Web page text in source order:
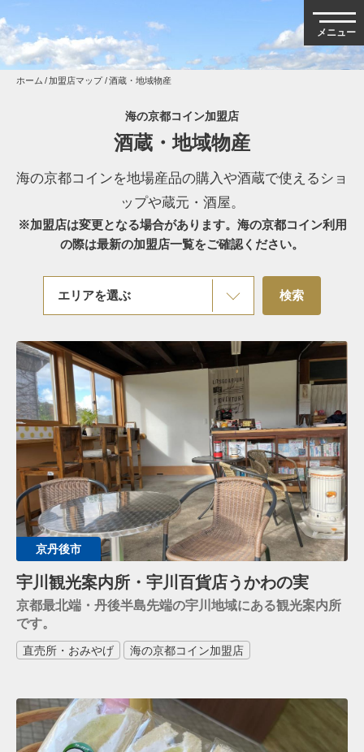
ホーム 加盟店マップ 酒蔵・地域物産
海の京都コイン加盟店
酒蔵・地域物産
海の京都コインを地場産品の購入や酒蔵で使えるショ
ップや蔵元・酒屋。
※加盟店は変更となる場合があります。海の京都コイン利用
の際は最新の加盟店一覧をご確認ください。
京丹後市
宇川観光案内所・宇川百貨店うかわの実
京都最北端・丹後半島先端の宇川地域にある観光案内所
です。
直売所・おみやげ 海の京都コイン加盟店